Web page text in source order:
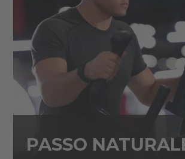
PASSO